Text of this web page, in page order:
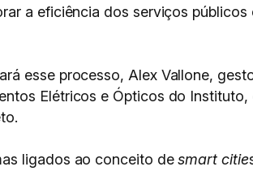
a eficiência dos serviços
esse processo, Alex Vallone,
Elétricos e Ópticos do
ligados ao conceito desmart citie